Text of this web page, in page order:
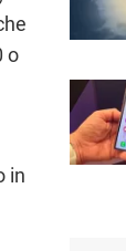
o
in